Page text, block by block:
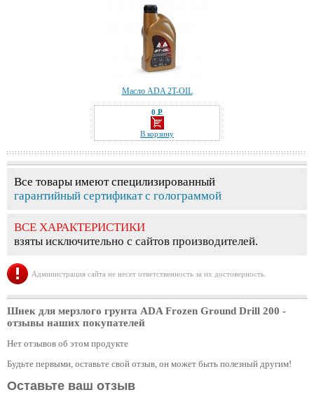
Масло ADA 2T-OIL
0 Р
—
В корзину
Все товары имеют специлизированный
гарантийный сертификат с голограммой
ВСЕ ХАРАКТЕРИСТИКИ
взяты исключительно с сайтов производителей.
Администрация сайта не несет ответственность за их достоверность.
Шнек для мерзлого грунта ADA Frozen Ground Drill 200 -
отзывы наших покупателей
Нет отзывов об этом продукте
Будьте первыми, оставьте свой отзыв, он может быть полезный другим!
Оставьте ваш отзыв